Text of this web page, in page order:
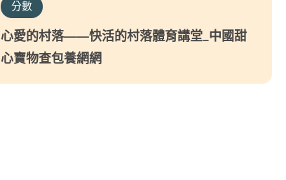
分數
心愛的村落——快活的村落體育講堂_中國甜
心寶物查包養網網